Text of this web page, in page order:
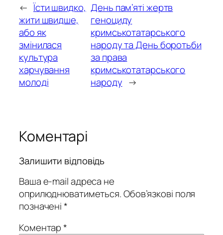
← Їсти швидко,
жити швидше,
або як
змінилася
культура
харчування
молоді
День пам’яті жертв
геноциду
кримськотатарського
народу та День боротьби
за права
кримськотатарського
народу →
Коментарі
Залишити відповідь
Ваша e-mail адреса не
оприлюднюватиметься.Обов’язкові поля
позначені*
Коментар*